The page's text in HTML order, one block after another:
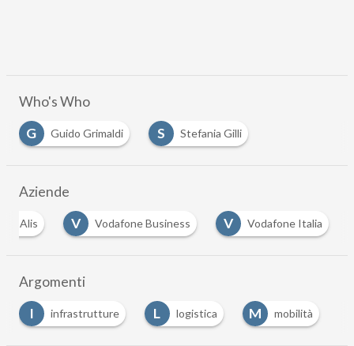
Who's Who
G
Guido Grimaldi S
Stefania Gilli
Aziende
Alis V Vodafone Business V
Vodafone Italia
Argomenti
infrastrutture L logistica M mobilità